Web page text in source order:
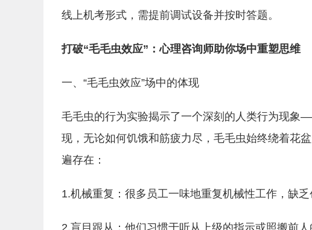
线上机考形式，需提前调试设备并按时答题。
打破“毛毛虫效应”：心理咨询师助你场中重塑思维
一、“毛毛虫效应”场中的体现
毛毛虫的行为实验揭示了一个深刻的人类行为现
现，无论如何饥饿和筋疲力尽，毛毛虫始终绕着花
遍存在：
1.机械重复：很多员工一味地重复机械性工作，缺乏
2.盲目跟从：他们习惯于听从上级的指示或照搬前